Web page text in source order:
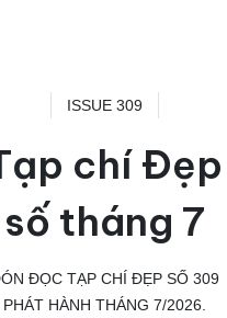
ISSUE 309
chí Đẹp
số tháng 7
ĐỌC TẠP CHÍ ĐẸP SỐ 309
PHÁT HÀNH THÁNG 7/2026.